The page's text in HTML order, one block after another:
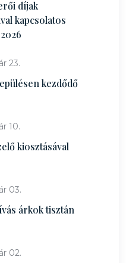
díjak
kapcsolatos
23.
kezdődő
10.
kiosztásával
03.
árkok tisztán
02.